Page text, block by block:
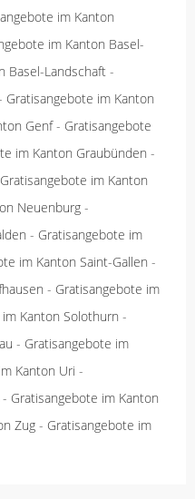
im Kanton
im Kanton Basel-
Basel-Landschaft -
Gratisangebote im Kanton
Genf- Gratisangebote
im Kanton Graubünden -
Gratisangebote im Kanton
Neuenburg -
- Gratisangebote im
im Kanton Saint-Gallen -
- Gratisangebote im
Kanton Solothurn -
- Gratisangebote im
Kanton Uri -
- Gratisangebote im Kanton
Zug - Gratisangebote im